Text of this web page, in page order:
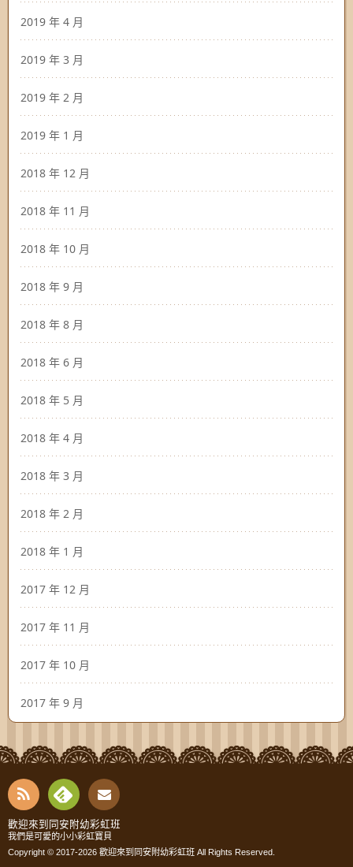
2019 年 4 月
2019 年 3 月
2019 年 2 月
2019 年 1 月
2018 年 12 月
2018 年 11 月
2018 年 10 月
2018 年 9 月
2018 年 8 月
2018 年 6 月
2018 年 5 月
2018 年 4 月
2018 年 3 月
2018 年 2 月
2018 年 1 月
2017 年 12 月
2017 年 11 月
2017 年 10 月
2017 年 9 月
RSS
Fee
dly
Cont
act
歡迎來到同安附幼彩虹班
我們是可愛的小小彩虹寶貝
Copyright © 2017-2026 歡迎來到同安附幼彩虹班 All Rights Reserved.